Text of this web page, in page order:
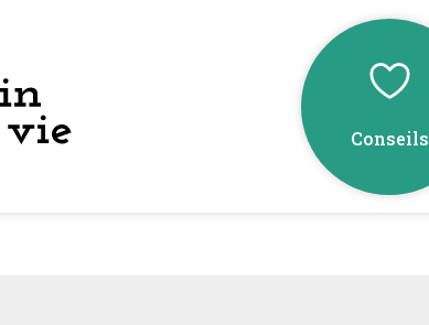
Conseils